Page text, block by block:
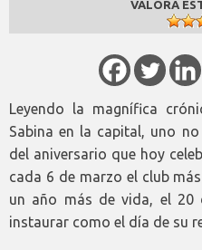
VALORA
Leyendo la magnífica
Sabina en la capital, uno
del aniversario que hoy
cada 6 de marzo el club
un año más de vida, el 20
instaurar como el día de su